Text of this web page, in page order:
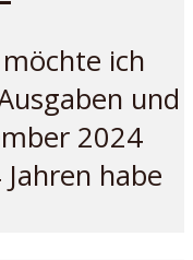
ich
und
2024
habe